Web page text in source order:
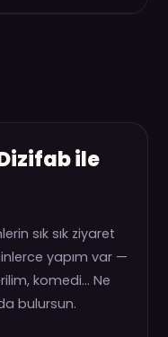
ile
sık sık ziyaret
yapım var —
komedi… Ne
bulursun.